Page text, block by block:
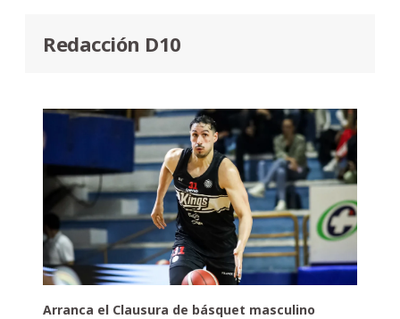
Redacción D10
Arranca el Clausura de básquet masculino